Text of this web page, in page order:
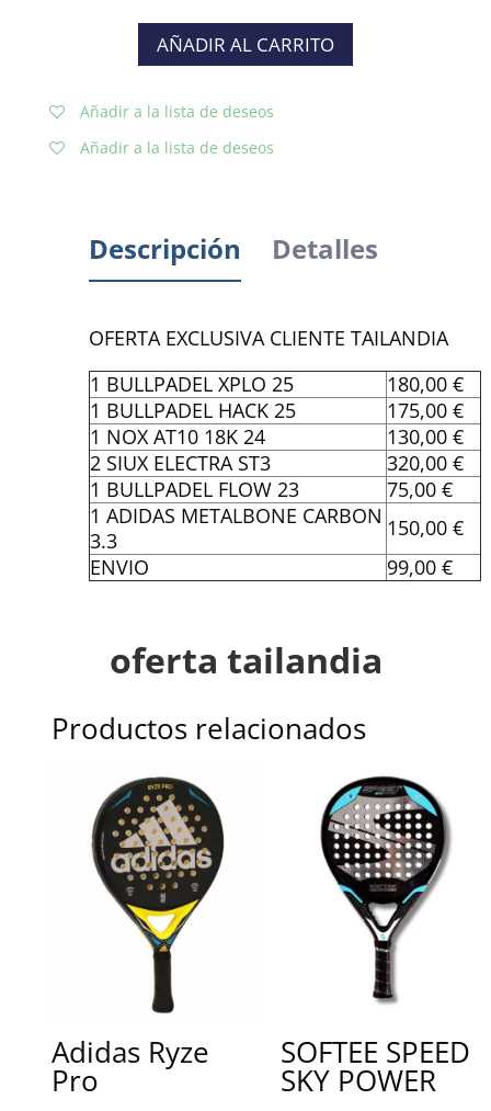
AÑADIR AL CARRITO
Añadir a la lista de deseos
Añadir a la lista de deseos
Descripción Detalles
OFERTA EXCLUSIVA CLIENTE TAILANDIA
1 BULLPADEL XPLO 25
180,00 €
1 BULLPADEL HACK 25
175,00 €
1 NOX AT10 18K 24
130,00 €
2 SIUX ELECTRA ST3
320,00 €
1 BULLPADEL FLOW 23
75,00 €
1 ADIDAS METALBONE CARBON
3.3
150,00 €
ENVIO
99,00 €
oferta tailandia
Productos relacionados
Adidas Ryze
Pro
SOFTEE SPEED
SKY POWER